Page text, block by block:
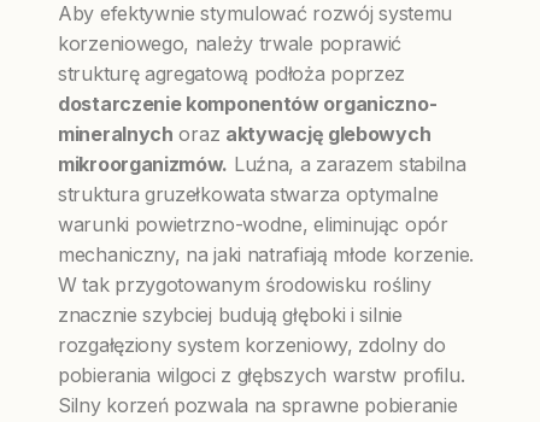
Aby efektywnie stymulować rozwój systemu
korzeniowego, należy trwale poprawić
strukturę agregatową podłoża poprzez
dostarczenie komponentów organiczno-
mineralnych oraz aktywację glebowych
mikroorganizmów. Luźna, a zarazem stabilna
struktura gruzełkowata stwarza optymalne
warunki powietrzno-wodne, eliminując opór
mechaniczny, na jaki natrafiają młode korzenie.
W tak przygotowanym środowisku rośliny
znacznie szybciej budują głęboki i silnie
rozgałęziony system korzeniowy, zdolny do
pobierania wilgoci z głębszych warstw profilu.
Silny korzeń pozwala na sprawne pobieranie